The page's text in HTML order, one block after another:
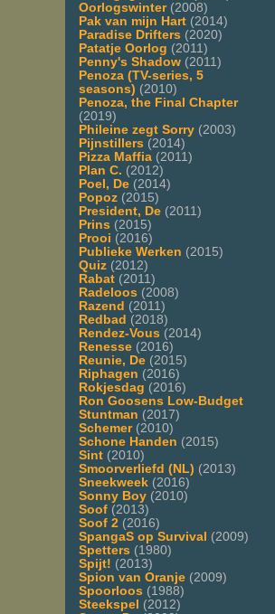
Oorlogswinter(2008)
Pak van mijn Hart (2014)
Paradise Drifters (2020)
Patatje Oorlog (2011)
Penny's Shadow (2011)
Penoza (TV-series, 5
seasons) (2010)
Penoza, the Final Chapter
(2019)
Phileine zegt Sorry (2003)
Pijnstillers (2014)
Pizza Maffia (2011)
Plan C. (2012)
Poel, De (2014)
Popoz (2015)
President, De (2011)
Prins (2015)
Prooi (2016)
Publieke Werken (2015)
Quiz (2012)
Rabat (2011)
Radeloos (2008)
Razend (2011)
Redbad (2018)
Rendez-Vous (2014)
Renesse (2016)
Reunie, De (2015)
Riphagen (2016)
Rokjesdag (2016)
Ron Goosens Low-Budget
Stuntman (2017)
Schemer(2010)
Schone Handen (2015)
Sint (2010)
Smoorverliefd (NL) (2013)
Sneekweek (2016)
Sonny Boy (2010)
Soof (2013)
Soof 2 (2016)
SpangaS op Survival (2009)
Spetters (1980)
Spijt! (2013)
Spion van Oranje (2009)
Spoorloos (1988)
Steekspel (2012)